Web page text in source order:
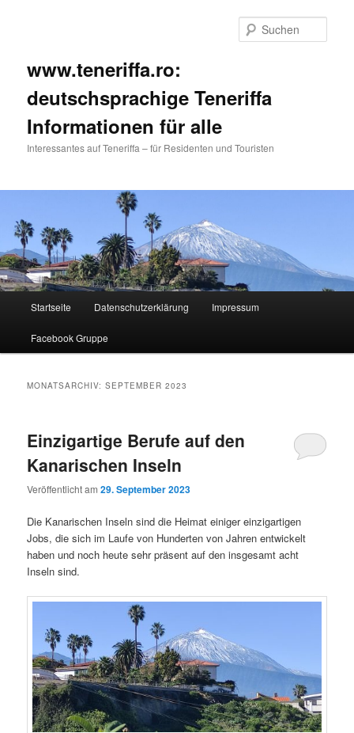
www.teneriffa.ro:
deutschsprachige Teneriffa
Informationen für alle
Interessantes auf Teneriffa – für Residenten und Touristen
Zum
primären
Zum
sekundären
Startseite Datenschutzerklärung Impressum
Facebook Gruppe
MONATSARCHIV:SEPTEMBER 2023
Einzigartige Berufe auf den
Kanarischen Inseln
Veröffentlicht am29. September 2023
Die Kanarischen Inseln sind die Heimat einiger einzigartigen
Jobs, die sich im Laufe von Hunderten von Jahren entwickelt
haben und noch heute sehr präsent auf den insgesamt acht
Inseln sind.